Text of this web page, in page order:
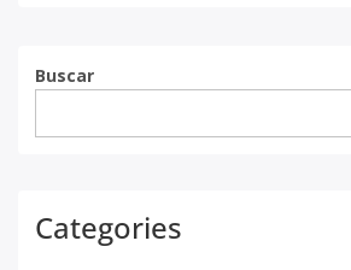
Buscar
Categories